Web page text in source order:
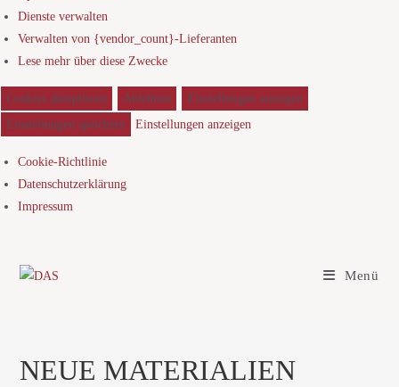
Dienste verwalten
Verwalten von {vendor_count}-Lieferanten
Lese mehr über diese Zwecke
Cookies akzeptieren Ablehnen
Einstellungen anzeigen
Einstellungen speichern
Einstellungen anzeigen
Cookie-Richtlinie
Datenschutzerklärung
Impressum
Menü
NEUE MATERIALIEN